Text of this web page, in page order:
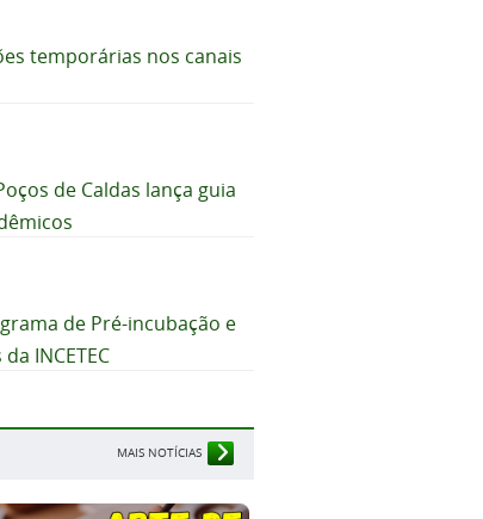
temporárias nos canais
de Caldas lança guia
de Pré-incubação e
INCETEC
MAIS NOTÍCIAS